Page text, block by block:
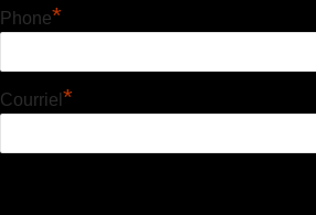
Phone*
Courriel *